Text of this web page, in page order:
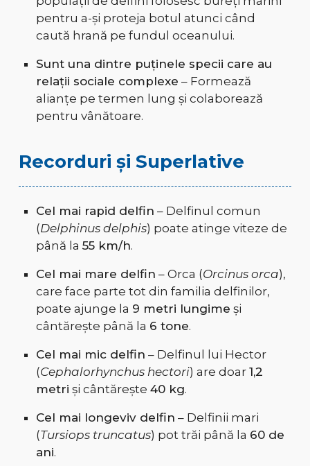
pentru a-și proteja botul atunci când
caută hrană pe fundul oceanului.
Sunt una dintre puținele specii care au
relații sociale complexe – Formează
alianțe pe termen lung și colaborează
pentru vânătoare.
Recorduri și Superlative
Cel mai rapid delfin – Delfinul comun
(Delphinus delphis) poate atinge viteze de
până la 55 km/h.
Cel mai mare delfin – Orca (Orcinus orca),
care face parte tot din familia delfinilor,
poate ajunge la 9 metri lungime și
cântărește până la 6 tone.
Cel mai mic delfin – Delfinul lui Hector
(Cephalorhynchus hectori) are doar 1,2
metri și cântărește 40 kg.
Cel mai longeviv delfin – Delfinii mari
(Tursiops truncatus) pot trăi până la 60 de
ani.